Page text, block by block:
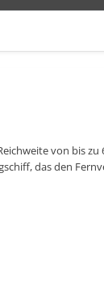
von bis
das den